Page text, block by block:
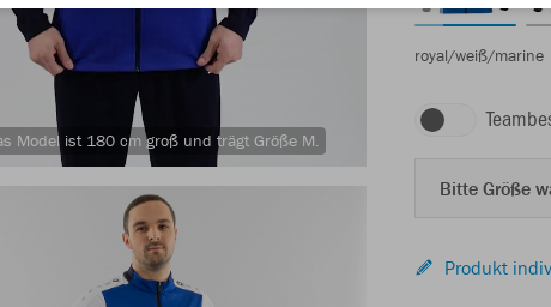
Model ist 180 cm groß und trägt Größe M.
royal/weiß/marine
Bitte Größe
Produkt